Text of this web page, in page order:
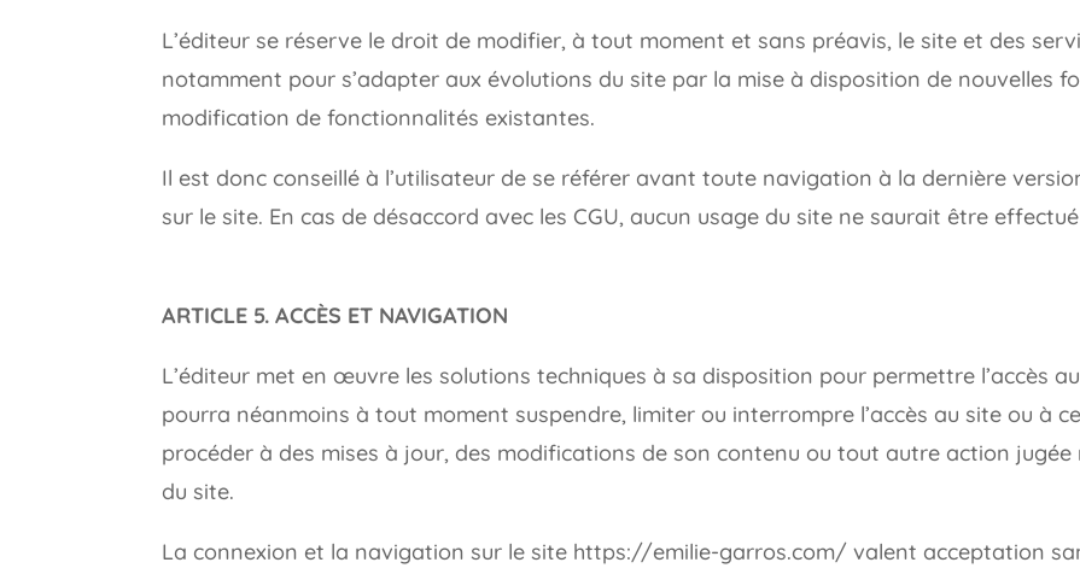
L’éditeur se réserve le droit de modifier, à tout moment et sans préavis, le site et des
notamment pour s’adapter aux évolutions du site par la mise à disposition de nouvelles
modification de fonctionnalités existantes.
Il est donc conseillé à l’utilisateur de se référer avant toute navigation à la dernière
sur le site. En cas de désaccord avec les CGU, aucun usage du site ne saurait être
ARTICLE 5. ACCÈS ET NAVIGATION
L’éditeur met en œuvre les solutions techniques à sa disposition pour permettre l’accès
pourra néanmoins à tout moment suspendre, limiter ou interrompre l’accès au site ou à
procéder à des mises à jour, des modifications de son contenu ou tout autre action
du site.
La connexion et la navigation sur le site https://emilie-garros.com/ valent acceptation